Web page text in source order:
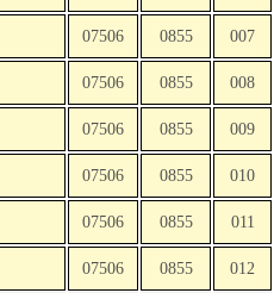
07506 0855 007
07506 0855 008
07506 0855 009
07506 0855 010
07506 0855 011
07506 0855 012